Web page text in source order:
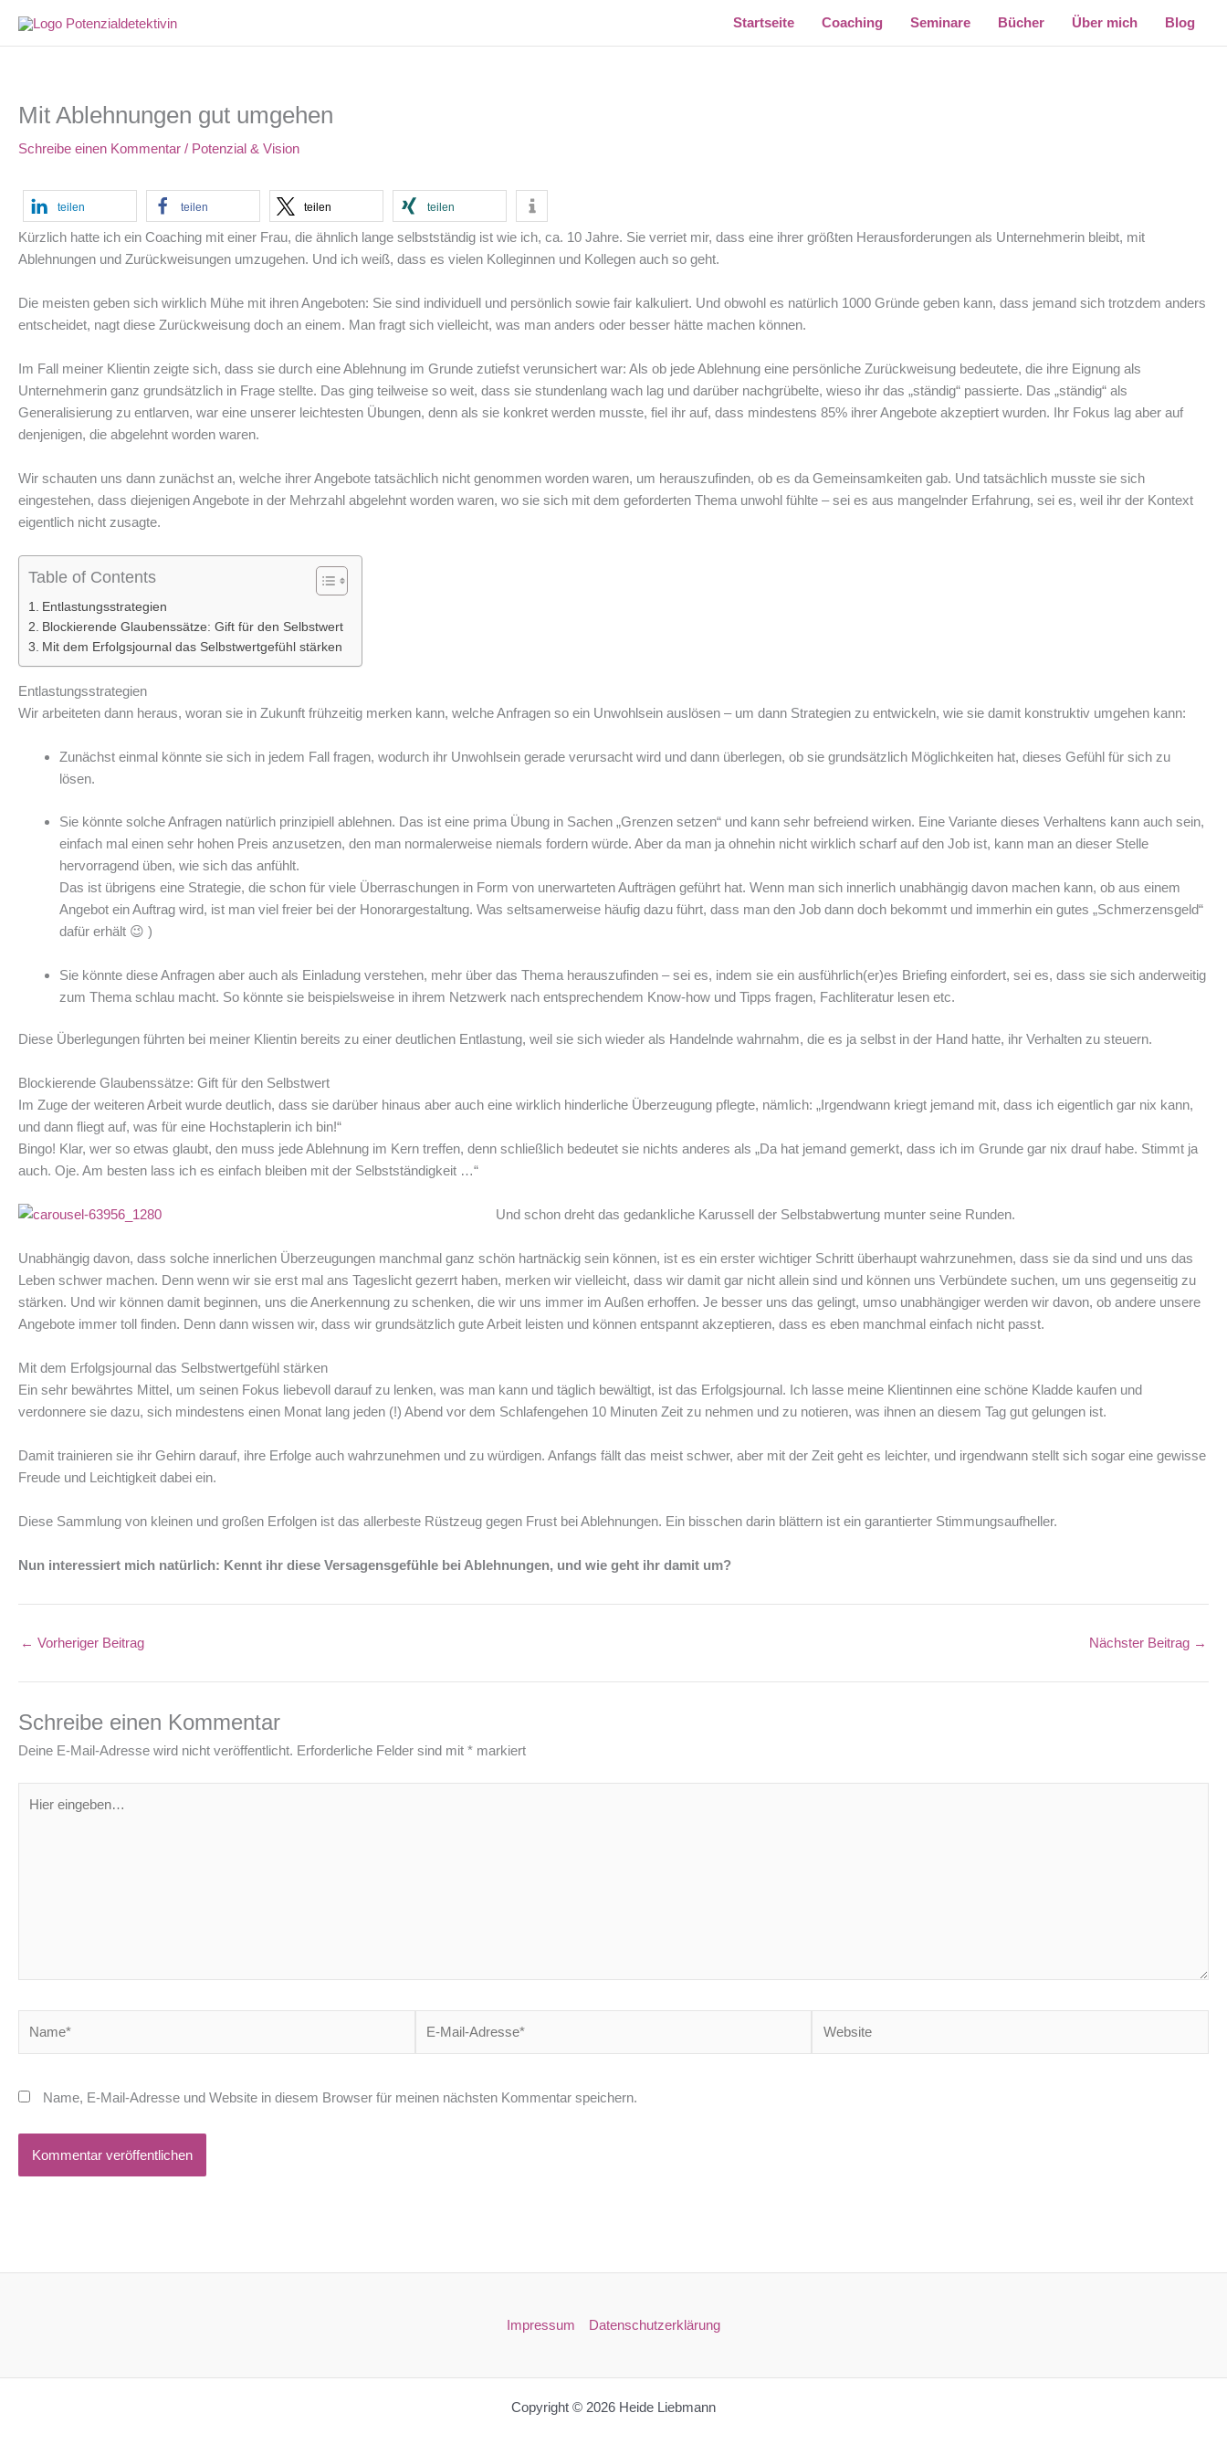
Inhalt
Startseite Coaching Seminare Bücher Über mich Blog
Mit Ablehnungen gut umgehen
Schreibe einen Kommentar / Potenzial & Vision
teilen teilen teilen teilen
Kürzlich hatte ich ein Coaching mit einer Frau, die ähnlich lange selbstständig ist wie ich, ca. 10 Jahre. Sie verriet mir, dass eine ihrer größten Herausforderungen als Unternehmerin bleibt, mit
Ablehnungen und Zurückweisungen umzugehen. Und ich weiß, dass es vielen Kolleginnen und Kollegen auch so geht.
Die meisten geben sich wirklich Mühe mit ihren Angeboten: Sie sind individuell und persönlich sowie fair kalkuliert. Und obwohl es natürlich 1000 Gründe geben kann, dass jemand sich trotzdem anders
entscheidet, nagt diese Zurückweisung doch an einem. Man fragt sich vielleicht, was man anders oder besser hätte machen können.
Im Fall meiner Klientin zeigte sich, dass sie durch eine Ablehnung im Grunde zutiefst verunsichert war: Als ob jede Ablehnung eine persönliche Zurückweisung bedeutete, die ihre Eignung als
Unternehmerin ganz grundsätzlich in Frage stellte. Das ging teilweise so weit, dass sie stundenlang wach lag und darüber nachgrübelte, wieso ihr das „ständig“ passierte. Das „ständig“ als
Generalisierung zu entlarven, war eine unserer leichtesten Übungen, denn als sie konkret werden musste, fiel ihr auf, dass mindestens 85% ihrer Angebote akzeptiert wurden. Ihr Fokus lag aber auf
denjenigen, die abgelehnt worden waren.
Wir schauten uns dann zunächst an, welche ihrer Angebote tatsächlich nicht genommen worden waren, um herauszufinden, ob es da Gemeinsamkeiten gab. Und tatsächlich musste sie sich
eingestehen, dass diejenigen Angebote in der Mehrzahl abgelehnt worden waren, wo sie sich mit dem geforderten Thema unwohl fühlte – sei es aus mangelnder Erfahrung, sei es, weil ihr der Kontext
eigentlich nicht zusagte.
Table of Contents
Entlastungsstrategien
Blockierende Glaubenssätze: Gift für den Selbstwert
Mit dem Erfolgsjournal das Selbstwertgefühl stärken
Entlastungsstrategien
Wir arbeiteten dann heraus, woran sie in Zukunft frühzeitig merken kann, welche Anfragen so ein Unwohlsein auslösen – um dann Strategien zu entwickeln, wie sie damit konstruktiv umgehen kann:
Zunächst einmal könnte sie sich in jedem Fall fragen, wodurch ihr Unwohlsein gerade verursacht wird und dann überlegen, ob sie grundsätzlich Möglichkeiten hat, dieses Gefühl für sich zu
lösen.
Sie könnte solche Anfragen natürlich prinzipiell ablehnen. Das ist eine prima Übung in Sachen „Grenzen setzen“ und kann sehr befreiend wirken. Eine Variante dieses Verhaltens kann auch sein,
einfach mal einen sehr hohen Preis anzusetzen, den man normalerweise niemals fordern würde. Aber da man ja ohnehin nicht wirklich scharf auf den Job ist, kann man an dieser Stelle
hervorragend üben, wie sich das anfühlt.
Das ist übrigens eine Strategie, die schon für viele Überraschungen in Form von unerwarteten Aufträgen geführt hat. Wenn man sich innerlich unabhängig davon machen kann, ob aus einem
Angebot ein Auftrag wird, ist man viel freier bei der Honorargestaltung. Was seltsamerweise häufig dazu führt, dass man den Job dann doch bekommt und immerhin ein gutes „Schmerzensgeld“
dafür erhält 😉 )
Sie könnte diese Anfragen aber auch als Einladung verstehen, mehr über das Thema herauszufinden – sei es, indem sie ein ausführlich(er)es Briefing einfordert, sei es, dass sie sich anderweitig
zum Thema schlau macht. So könnte sie beispielsweise in ihrem Netzwerk nach entsprechendem Know-how und Tipps fragen, Fachliteratur lesen etc.
Diese Überlegungen führten bei meiner Klientin bereits zu einer deutlichen Entlastung, weil sie sich wieder als Handelnde wahrnahm, die es ja selbst in der Hand hatte, ihr Verhalten zu steuern.
Blockierende Glaubenssätze: Gift für den Selbstwert
Im Zuge der weiteren Arbeit wurde deutlich, dass sie darüber hinaus aber auch eine wirklich hinderliche Überzeugung pflegte, nämlich: „Irgendwann kriegt jemand mit, dass ich eigentlich gar nix kann,
und dann fliegt auf, was für eine Hochstaplerin ich bin!“
Bingo! Klar, wer so etwas glaubt, den muss jede Ablehnung im Kern treffen, denn schließlich bedeutet sie nichts anderes als „Da hat jemand gemerkt, dass ich im Grunde gar nix drauf habe. Stimmt ja
auch. Oje. Am besten lass ich es einfach bleiben mit der Selbstständigkeit …“
Und schon dreht das gedankliche Karussell der Selbstabwertung munter seine Runden.
Unabhängig davon, dass solche innerlichen Überzeugungen manchmal ganz schön hartnäckig sein können, ist es ein erster wichtiger Schritt überhaupt wahrzunehmen, dass sie da sind und uns das
Leben schwer machen. Denn wenn wir sie erst mal ans Tageslicht gezerrt haben, merken wir vielleicht, dass wir damit gar nicht allein sind und können uns Verbündete suchen, um uns gegenseitig zu
stärken. Und wir können damit beginnen, uns die Anerkennung zu schenken, die wir uns immer im Außen erhoffen. Je besser uns das gelingt, umso unabhängiger werden wir davon, ob andere unsere
Angebote immer toll finden. Denn dann wissen wir, dass wir grundsätzlich gute Arbeit leisten und können entspannt akzeptieren, dass es eben manchmal einfach nicht passt.
Mit dem Erfolgsjournal das Selbstwertgefühl stärken
Ein sehr bewährtes Mittel, um seinen Fokus liebevoll darauf zu lenken, was man kann und täglich bewältigt, ist das Erfolgsjournal. Ich lasse meine Klientinnen eine schöne Kladde kaufen und
verdonnere sie dazu, sich mindestens einen Monat lang jeden (!) Abend vor dem Schlafengehen 10 Minuten Zeit zu nehmen und zu notieren, was ihnen an diesem Tag gut gelungen ist.
Damit trainieren sie ihr Gehirn darauf, ihre Erfolge auch wahrzunehmen und zu würdigen. Anfangs fällt das meist schwer, aber mit der Zeit geht es leichter, und irgendwann stellt sich sogar eine gewisse
Freude und Leichtigkeit dabei ein.
Diese Sammlung von kleinen und großen Erfolgen ist das allerbeste Rüstzeug gegen Frust bei Ablehnungen. Ein bisschen darin blättern ist ein garantierter Stimmungsaufheller.
Nun interessiert mich natürlich: Kennt ihr diese Versagensgefühle bei Ablehnungen, und wie geht ihr damit um?
← Vorheriger Beitrag Nächster Beitrag →
Schreibe einen Kommentar
Deine E-Mail-Adresse wird nicht veröffentlicht. Erforderliche Felder sind mit * markiert
eingeben…
Mail-
Name, E-Mail-Adresse und Website in diesem Browser für meinen nächsten Kommentar speichern.
Impressum Datenschutzerklärung
Copyright © 2026 Heide Liebmann